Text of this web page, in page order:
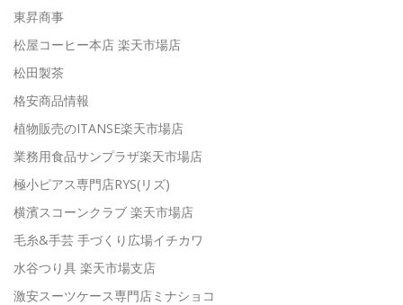
東昇商事
松屋コーヒー本店 楽天市場店
松田製茶
格安商品情報
植物販売のITANSE楽天市場店
業務用食品サンプラザ楽天市場店
極小ピアス専門店RYS(リズ)
横濱スコーンクラブ 楽天市場店
毛糸&手芸 手づくり広場イチカワ
水谷つり具 楽天市場支店
激安スーツケース専門店ミナショコ